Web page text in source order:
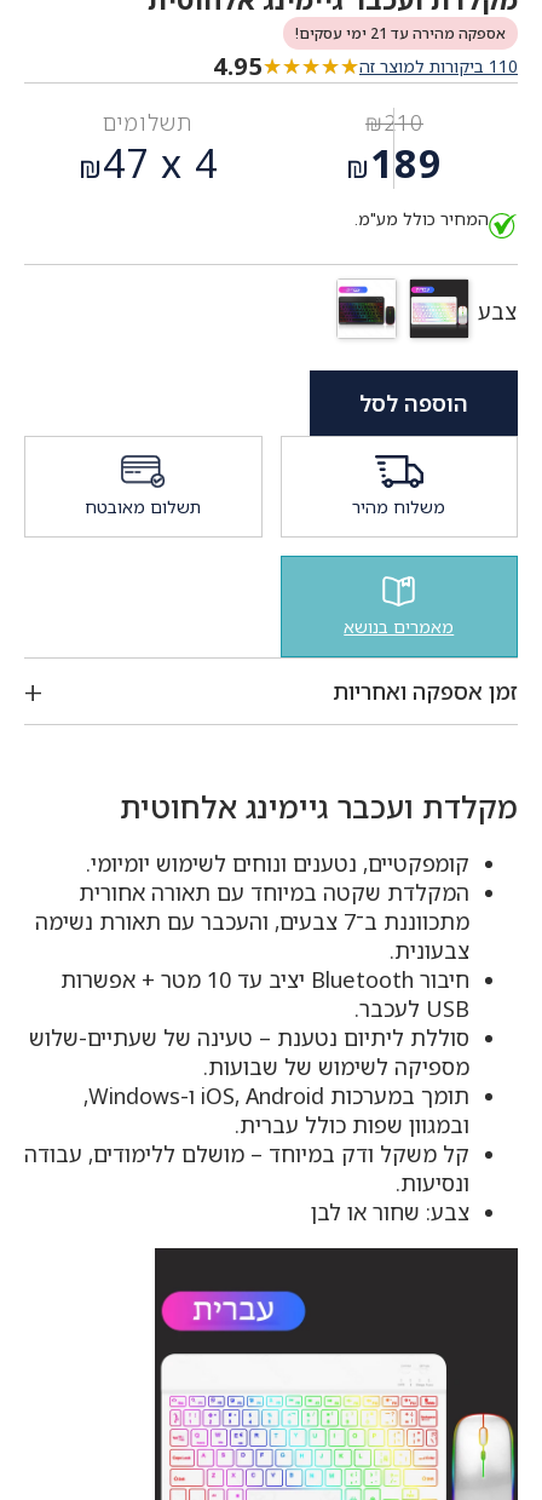
אספקה מהירה עד 21 ימי עסקים!
110 ביקורות למוצר זה ★★★★★
★★★★★
4.95
₪210
המחיר
המקורי
היה:
₪189
הנוכחי
הוא:
₪189.
תשלומים
4 x
₪47
המחיר כולל מע"מ.
צבע
הוספה לסל
משלוח מהיר תשלום מאובטח
מאמרים בנושא
זמן אספקה ואחריות
מקלדת ועכבר גיימינג אלחוטית
קומפקטיים, נטענים ונוחים לשימוש יומיומי.
המקלדת שקטה במיוחד עם תאורה אחורית
מתכווננת ב־7 צבעים, והעכבר עם תאורת נשימה
צבעונית.
חיבור Bluetooth יציב עד 10 מטר + אפשרות
USB לעכבר.
סוללת ליתיום נטענת – טעינה של שעתיים-שלוש
מספיקה לשימוש של שבועות.
תומך במערכות iOS, Android ו-Windows,
ובמגוון שפות כולל עברית.
קל משקל ודק במיוחד – מושלם ללימודים, עבודה
ונסיעות.
צבע: שחור או לבן